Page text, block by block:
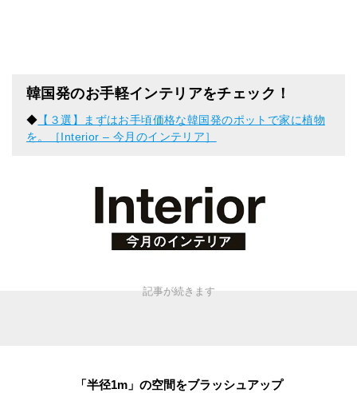
韓国発のお手軽インテリアをチェック！
◆ 【３選】まずはお手頃価格な韓国発のポットで家に植物
を。［Interior – 今月のインテリア］
「半径1m」の空間をブラッシュアップ